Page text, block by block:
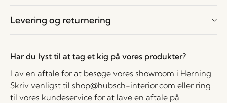
Levering og returnering
Har du lyst til at tag et kig på vores produkter?
Lav en aftale for at besøge vores showroom i Herning.
Skriv venligst til shop@hubsch-interior.com eller ring
til vores kundeservice for at lave en aftale på